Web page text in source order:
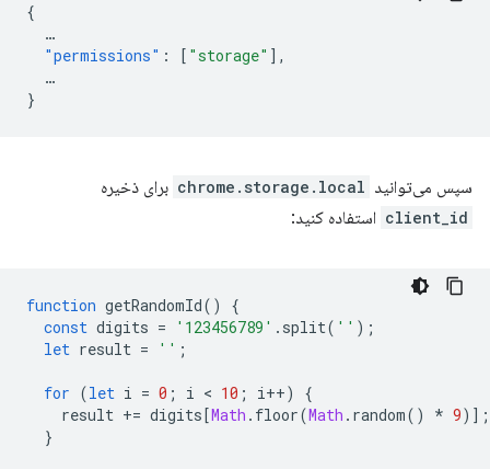
{
…
"permissions" : [ "storage" ],
…
}
سپس می‌توانید chrome.storage.local برای ذخیره
client_id استفاده کنید:
function getRandomId()
{
const digits = '123456789' . split( '' );
let result = '' ;
for (let i = 0 ; i < 10 ; i++)
{
result += digits[Math . floor(Math . random() * 9)];
}